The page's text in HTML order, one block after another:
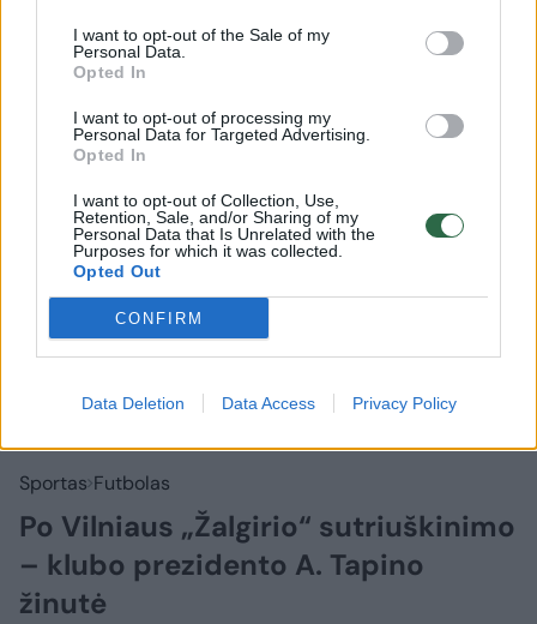
I want to opt-out of the Sale of my
Personal Data.
Opted In
I want to opt-out of processing my
Personal Data for Targeted Advertising.
Opted In
I want to opt-out of Collection, Use,
Retention, Sale, and/or Sharing of my
Personal Data that Is Unrelated with the
Purposes for which it was collected.
Opted Out
CONFIRM
Data Deletion Data Access Privacy Policy
Prisijungti komentatoriams
Sportas Futbolas
Po Vilniaus „Žalgirio“ sutriuškinimo
– klubo prezidento A. Tapino
žinutė